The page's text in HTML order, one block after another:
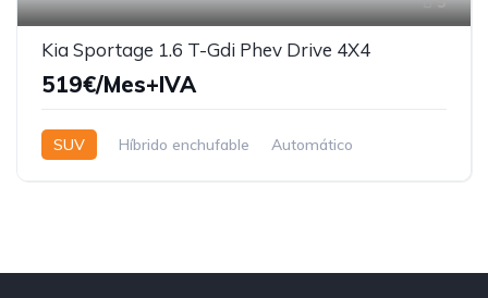
Kia Sportage 1.6 T-Gdi Phev Drive 4X4
519€/Mes+IVA
SUV Híbrido enchufable Automático